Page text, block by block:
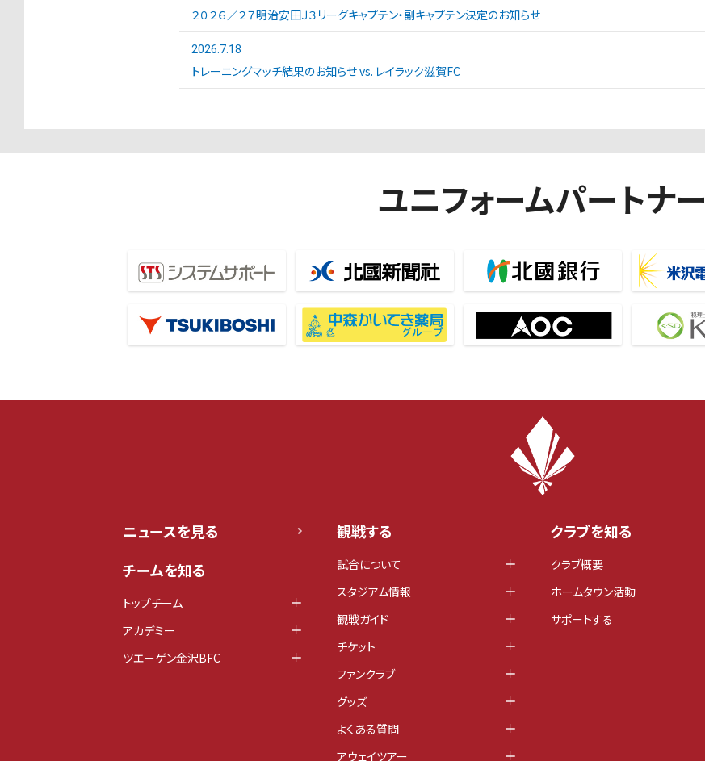
２０２６／２７明治安田Ｊ３リーグキャプテン・副キャプテン決定のお知らせ
2026.7.18
トレーニングマッチ結果のお知らせ vs. レイラック滋賀FC
ユニフォームパートナー
ニュースを見る
チームを知る
トップチーム
アカデミー
ツエーゲン金沢BFC
観戦する
試合について
スタジアム情報
観戦ガイド
チケット
ファンクラブ
グッズ
よくある質問
アウェイツアー
クラブを知る
クラブ概要
ホームタウン活動
サポートする